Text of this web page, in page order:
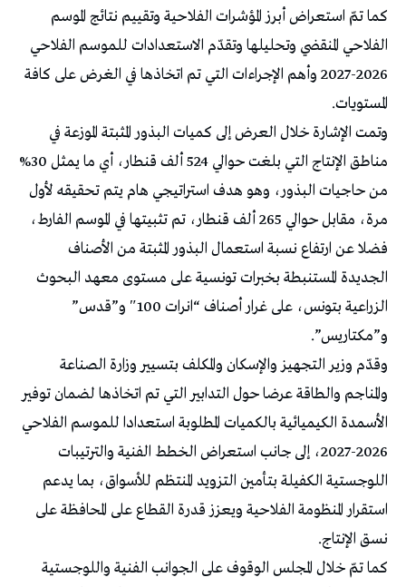
كما تمّ استعراض أبرز المؤشرات الفلاحية وتقييم نتائج الموسم
الفلاحي المنقضي وتحليلها وتقدّم الاستعدادات للموسم الفلاحي
2026-2027 وأهم الإجراءات التي تم اتخاذها في الغرض على كافة
المستويات.
وتمت الإشارة خلال العرض إلى كميات البذور المثبتة الموزعة في
مناطق الإنتاج التي بلغت حوالي 524 ألف قنطار، أي ما يمثل 30%
من حاجيات البذور، وهو هدف استراتيجي هام يتم تحقيقه لأول
مرة، مقابل حوالي 265 ألف قنطار، تم تثبيتها في الموسم الفارط،
فضلا عن ارتفاع نسبة استعمال البذور المثبتة من الأصناف
الجديدة المستنبطة بخبرات تونسية على مستوى معهد البحوث
الزراعية بتونس، على غرار أصناف “انرات 100″ و”قدس”
و”مكتاريس”.
وقدّم وزير التجهيز والإسكان والمكلف بتسيير وزارة الصناعة
والمناجم والطاقة عرضا حول التدابير التي تم اتخاذها لضمان توفير
الأسمدة الكيميائية بالكميات المطلوبة استعدادا للموسم الفلاحي
2026-2027، إلى جانب استعراض الخطط الفنية والترتيبات
اللوجستية الكفيلة بتأمين التزويد المنتظم للأسواق، بما يدعم
استقرار المنظومة الفلاحية ويعزز قدرة القطاع على المحافظة على
نسق الإنتاج.
كما تمّ خلال المجلس الوقوف على الجوانب الفنية واللوجستية